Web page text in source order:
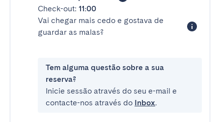
Check-out: 11:00
Vai chegar mais cedo e gostava de
guardar as malas?
Tem alguma questão sobre a sua
reserva?
Inicie sessão através do seu e-mail e
contacte-nos através do Inbox.